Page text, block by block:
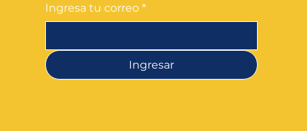
Ingresa tu correo *
Ingresar